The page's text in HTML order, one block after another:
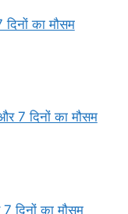
का मौसम
7 दिनों का मौसम
दिनों का मौसम